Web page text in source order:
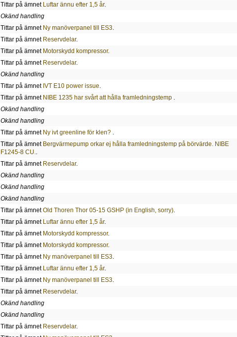
Tittar på ämnet Luftar ännu efter 1,5 år.
Okänd handling
Tittar på ämnet Ny manöverpanel till ES3.
Tittar på ämnet Reservdelar.
Tittar på ämnet Motorskydd kompressor.
Tittar på ämnet Reservdelar.
Okänd handling
Tittar på ämnet IVT E10 power issue
Tittar på ämnet NIBE 1235 har svårt att hålla framledningstemp
Okänd handling
Okänd handling
Tittar på ämnet Ny ivt greenline för klen?
Tittar på ämnet Bergvärmepump orkar ej hålla framledningstemp på börvärde. NIBE
F1245-8 CU.
Tittar på ämnet Reservdelar.
Okänd handling
Okänd handling
Okänd handling
Tittar på ämnetOld Thoren Thor 05-15 GSHP (in English, sorry).
Tittar på ämnet Luftar ännu efter 1,5 år.
Tittar på ämnet Motorskydd kompressor.
Tittar på ämnet Motorskydd kompressor.
Tittar på ämnet Ny manöverpanel till ES3.
Tittar på ämnet Luftar ännu efter 1,5 år.
Tittar på ämnet Ny manöverpanel till ES3.
Tittar på ämnet Reservdelar.
Okänd handling
Okänd handling
Tittar på ämnet Reservdelar.